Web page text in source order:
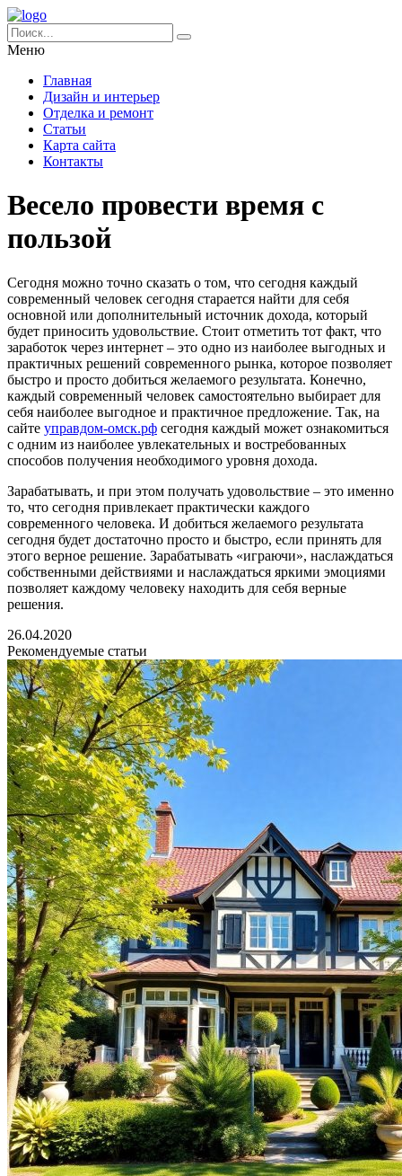
Меню
Главная
Дизайн и интерьер
Отделка и ремонт
Статьи
Карта сайта
Контакты
Весело провести время с
пользой
Сегодня можно точно сказать о том, что сегодня каждый
современный человек сегодня старается найти для себя
основной или дополнительный источник дохода, который
будет приносить удовольствие. Стоит отметить тот факт, что
заработок через интернет – это одно из наиболее выгодных и
практичных решений современного рынка, которое позволяет
быстро и просто добиться желаемого результата. Конечно,
каждый современный человек самостоятельно выбирает для
себя наиболее выгодное и практичное предложение. Так, на
сайте управдом-омск.рф сегодня каждый может ознакомиться
с одним из наиболее увлекательных и востребованных
способов получения необходимого уровня дохода.
Зарабатывать, и при этом получать удовольствие – это именно
то, что сегодня привлекает практически каждого
современного человека. И добиться желаемого результата
сегодня будет достаточно просто и быстро, если принять для
этого верное решение. Зарабатывать «играючи», наслаждаться
собственными действиями и наслаждаться яркими эмоциями
позволяет каждому человеку находить для себя верные
решения.
26.04.2020
Рекомендуемые статьи